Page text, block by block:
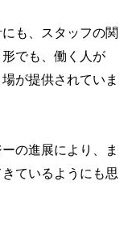
も、スタッフの関
でも、働く人が
が提供されていま
の進展により、ま
ているようにも思